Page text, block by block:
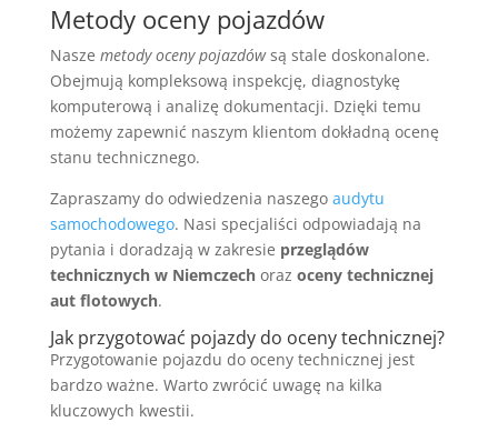
Metody oceny pojazdów
Nasze metody oceny pojazdówsą stale doskonalone.
Obejmują kompleksową inspekcję, diagnostykę
komputerową i analizę dokumentacji. Dzięki temu
możemy zapewnić naszym klientom dokładną ocenę
stanu technicznego.
Zapraszamy do odwiedzenia naszego audytu
samochodowego. Nasi specjaliści odpowiadają na
pytania i doradzają w zakresie przeglądów
technicznych w Niemczechoraz oceny technicznej
aut flotowych.
Jak przygotować pojazdy do oceny technicznej?
Przygotowanie pojazdu do oceny technicznej jest
bardzo ważne. Warto zwrócić uwagę na kilka
kluczowych kwestii.